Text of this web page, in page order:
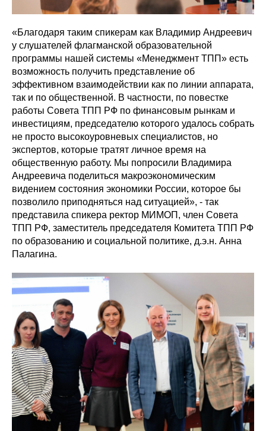
«Благодаря таким спикерам как Владимир Андреевич
у слушателей флагманской образовательной
программы нашей системы «Менеджмент ТПП» есть
возможность получить представление об
эффективном взаимодействии как по линии аппарата,
так и по общественной. В частности, по повестке
работы Совета ТПП РФ по финансовым рынкам и
инвестициям, председателю которого удалось собрать
не просто высокоуровневых специалистов, но
экспертов, которые тратят личное время на
общественную работу. Мы попросили Владимира
Андреевича поделиться макроэкономическим
видением состояния экономики России, которое бы
позволило приподняться над ситуацией», - так
представила спикера ректор МИМОП, член Совета
ТПП РФ, заместитель председателя Комитета ТПП РФ
по образованию и социальной политике, д.э.н. Анна
Палагина.